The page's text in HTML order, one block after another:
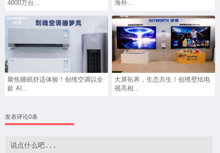
4000万台...
海外...
聚焦睡眠舒适体验！创维空调以全
龄 AI...
大屏拓界，生态共生！创维壁纸电
视亮相...
发表评论0条